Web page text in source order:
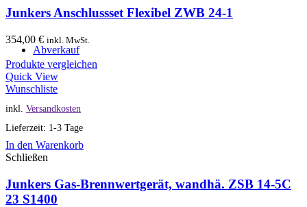
Abverkauf
Junkers Anschlussset Flexibel ZWB 24-1
354,00 € inkl. MwSt.
Produkte vergleichen
Quick View
Wunschliste
inkl. Versandkosten
Lieferzeit: 1-3 Tage
In den Warenkorb
Schließen
Junkers Gas-Brennwertgerät, wandhä. ZSB 14-5C
23 S1400